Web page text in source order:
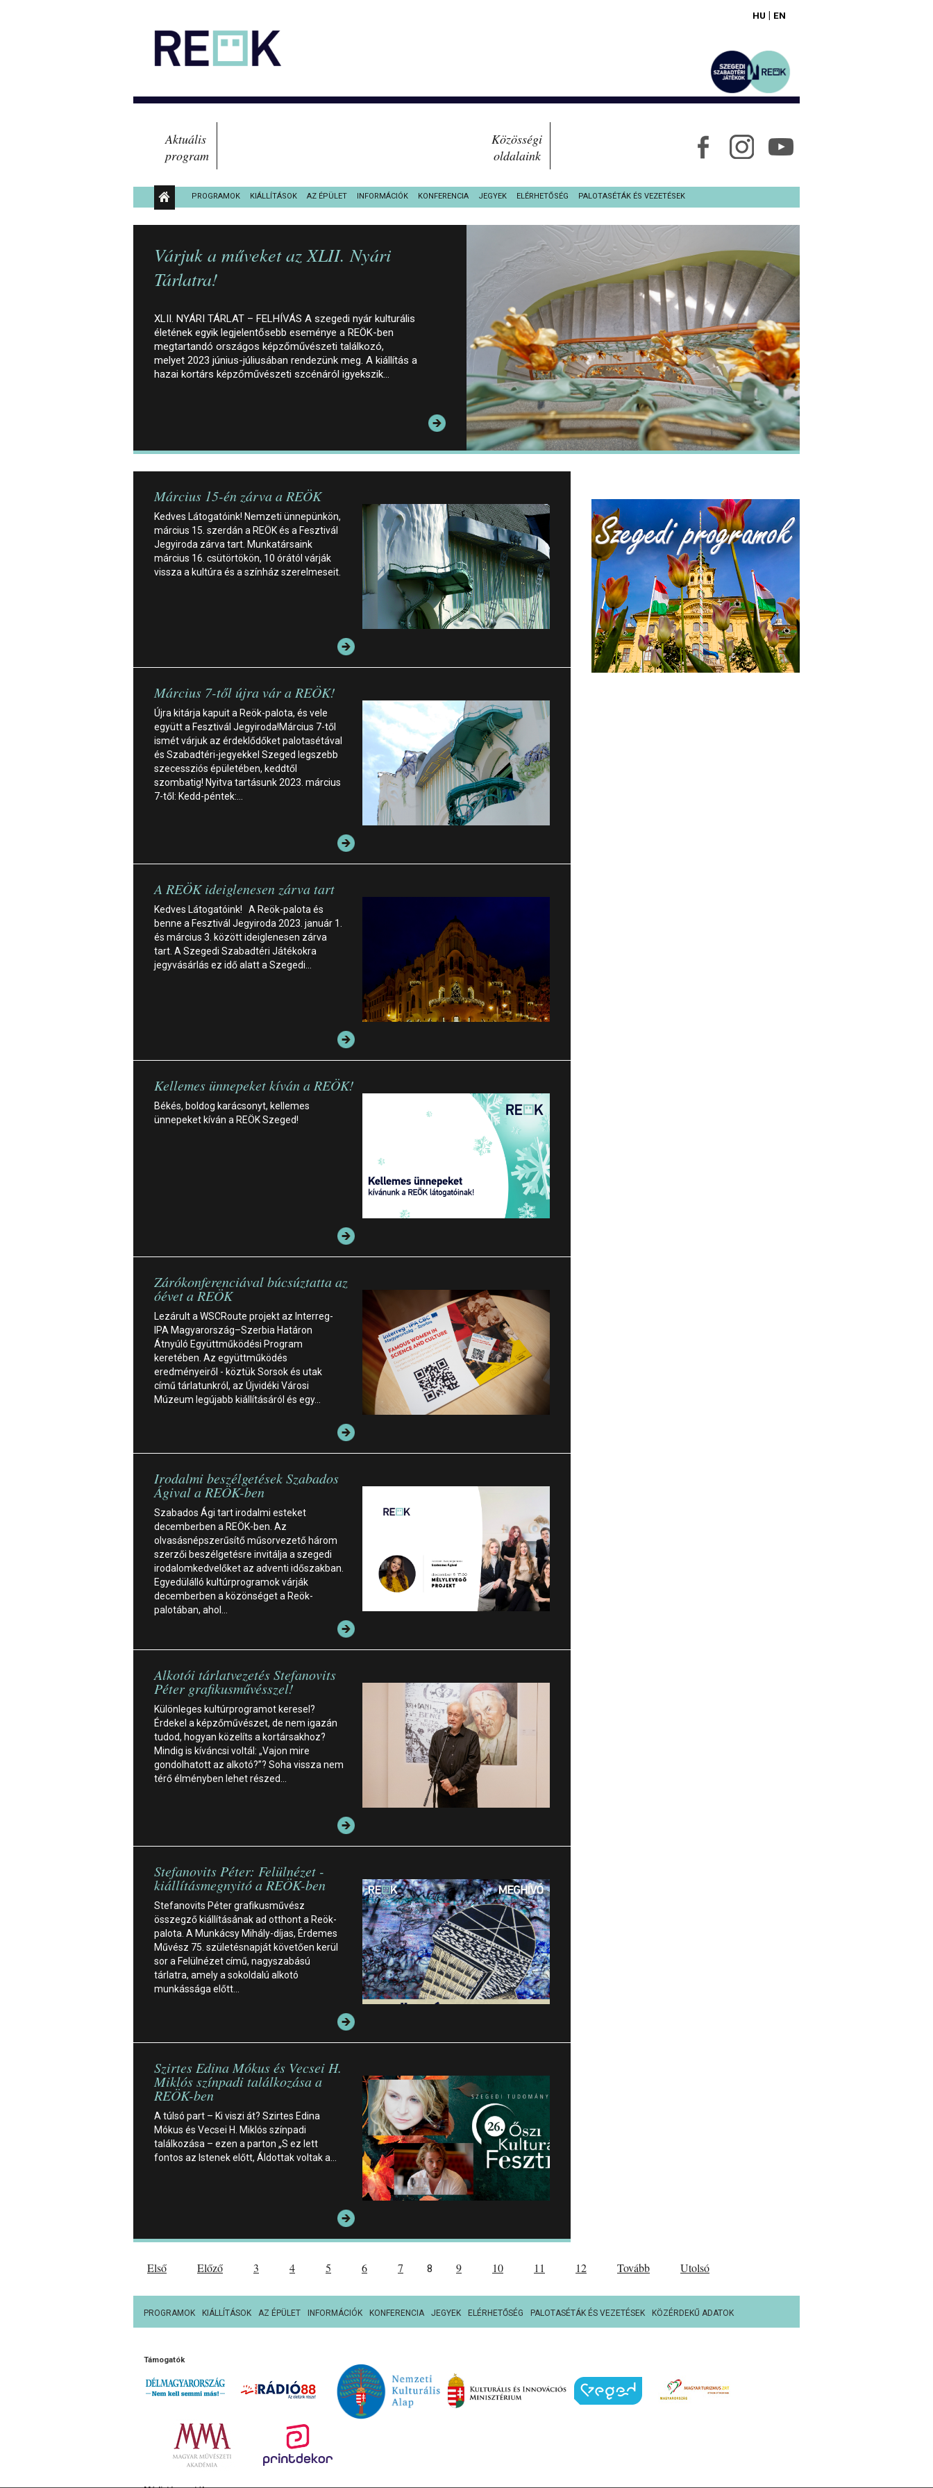
Aktuális
program
Közösségi
oldalaink
HU | EN
PROGRAMOK KIÁLLÍTÁSOK AZ ÉPÜLET INFORMÁCIÓK KONFERENCIA JEGYEK ELÉRHETŐSÉG PALOTASÉTÁK ÉS VEZETÉSEK
KÖZÉRDEKŰ ADATOK
Várjuk a műveket az XLII. Nyári
Tárlatra!
XLII. NYÁRI TÁRLAT – FELHÍVÁS A szegedi nyár kulturális
életének egyik legjelentősebb eseménye a REÖK-ben
megtartandó országos képzőművészeti találkozó,
melyet 2023 június-júliusában rendezünk meg. A kiállítás a
hazai kortárs képzőművészeti szcénáról igyekszik…
Március 15-én zárva a REÖK
Kedves Látogatóink! Nemzeti ünnepünkön,
március 15. szerdán a REÖK és a Fesztivál
Jegyiroda zárva tart. Munkatársaink
március 16. csütörtökön, 10 órától várják
vissza a kultúra és a színház szerelmeseit.
Március 7-től újra vár a REÖK!
Újra kitárja kapuit a Reök-palota, és vele
együtt a Fesztivál Jegyiroda!Március 7-től
ismét várjuk az érdeklődőket palotasétával
és Szabadtéri-jegyekkel Szeged legszebb
szecessziós épületében, keddtől
szombatig! Nyitva tartásunk 2023. március
7-től: Kedd-péntek:…
A REÖK ideiglenesen zárva tart
Kedves Látogatóink! A Reök-palota és
benne a Fesztivál Jegyiroda 2023. január 1.
és március 3. között ideiglenesen zárva
tart. A Szegedi Szabadtéri Játékokra
jegyvásárlás ez idő alatt a Szegedi…
Kellemes ünnepeket kíván a REÖK!
Békés, boldog karácsonyt, kellemes
ünnepeket kíván a REÖK Szeged!
Zárókonferenciával búcsúztatta az
óévet a REÖK
Lezárult a WSCRoute projekt az Interreg-
IPA Magyarország–Szerbia Határon
Átnyúló Együttműködési Program
keretében. Az együttműködés
eredményeiről - köztük Sorsok és utak
című tárlatunkról, az Újvidéki Városi
Múzeum legújabb kiállításáról és egy…
Irodalmi beszélgetések Szabados
Ágival a REÖK-ben
Szabados Ági tart irodalmi esteket
decemberben a REÖK-ben. Az
olvasásnépszerűsítő műsorvezető három
szerzői beszélgetésre invitálja a szegedi
irodalomkedvelőket az adventi időszakban.
Egyedülálló kultúrprogramok várják
decemberben a közönséget a Reök-
palotában, ahol…
Alkotói tárlatvezetés Stefanovits
Péter grafikusművésszel!
Különleges kultúrprogramot keresel?
Érdekel a képzőművészet, de nem igazán
tudod, hogyan közelíts a kortársakhoz?
Mindig is kíváncsi voltál: „Vajon mire
gondolhatott az alkotó?”? Soha vissza nem
térő élményben lehet részed…
Stefanovits Péter: Felülnézet -
kiállításmegnyitó a REÖK-ben
Stefanovits Péter grafikusművész
összegző kiállításának ad otthont a Reök-
palota. A Munkácsy Mihály-díjas, Érdemes
Művész 75. születésnapját követően kerül
sor a Felülnézet című, nagyszabású
tárlatra, amely a sokoldalú alkotó
munkássága előtt…
Szirtes Edina Mókus és Vecsei H.
Miklós színpadi találkozása a
REÖK-ben
A túlsó part – Ki viszi át? Szirtes Edina
Mókus és Vecsei H. Miklós színpadi
találkozása – ezen a parton „S ez lett
fontos az Istenek előtt, Áldottak voltak a…
Első Előző 3 4 5 6 7 8 9 10 11 12 Tovább Utolsó
PROGRAMOK KIÁLLÍTÁSOK AZ ÉPÜLET INFORMÁCIÓK KONFERENCIA JEGYEK ELÉRHETŐSÉG PALOTASÉTÁK ÉS VEZETÉSEK KÖZÉRDEKŰ ADATOK
Támogatók